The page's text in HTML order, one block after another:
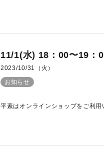
11/1(水) 18：00〜19：
2023/10/31（火）
お知らせ
平素はオンラインショップをご利